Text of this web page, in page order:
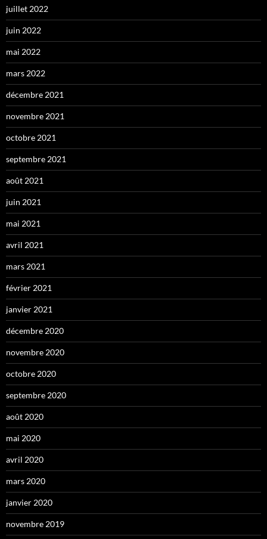
juillet 2022
juin 2022
mai 2022
mars 2022
décembre 2021
novembre 2021
octobre 2021
septembre 2021
août 2021
juin 2021
mai 2021
avril 2021
mars 2021
février 2021
janvier 2021
décembre 2020
novembre 2020
octobre 2020
septembre 2020
août 2020
mai 2020
avril 2020
mars 2020
janvier 2020
novembre 2019